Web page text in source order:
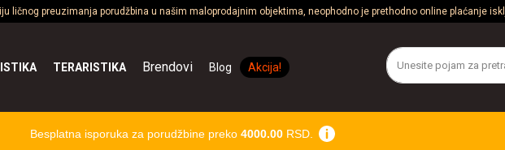
ličnog preuzimanja porudžbina u našim maloprodajnim objektima, neophodno je prethodno online plaćanje
TERARISTIKA Brendovi Blog Akcija!
Besplatna isporuka za porudžbine preko 4000.00RSD.